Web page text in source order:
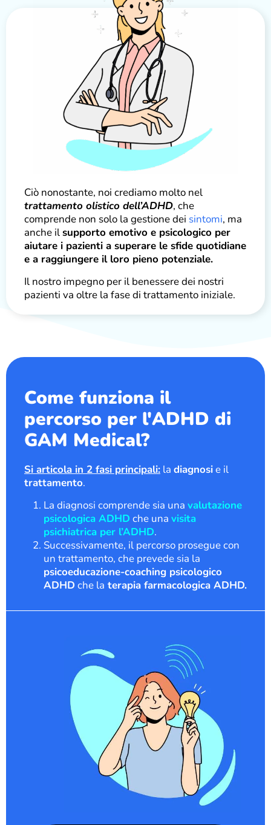
Ciò nonostante, noi crediamo molto nel
trattamento olistico dell’ADHD, che
comprende non solo la gestione dei sintomi, ma
anche ilsupporto emotivo e psicologico per
aiutare i pazienti a superare le sfide quotidiane
e a raggiungere il loro pieno potenziale.
Il nostro impegno per il benessere dei nostri
pazienti va oltre la fase di trattamento iniziale.
Come funziona il
percorso per l'ADHD di
GAM Medical?
Si articola in 2 fasi principali: la diagnosie il
trattamento.
La diagnosi comprende sia una valutazione
psicologica ADHD che una visita
psichiatrica per l’ADHD.
Successivamente, il percorso prosegue con
un trattamento, che prevede sia la
psicoeducazione-coaching psicologico
ADHD che la terapia farmacologica ADHD.